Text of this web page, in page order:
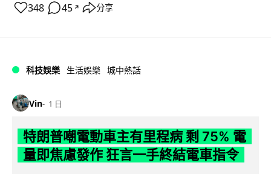
348 45 ↗ 分享
科技娛樂 生活娛樂 城中熱話
Vin 1 日
特朗普嘲電動車主有里程病 剩 75% 電
量即焦慮發作 狂言一手終結電車指令